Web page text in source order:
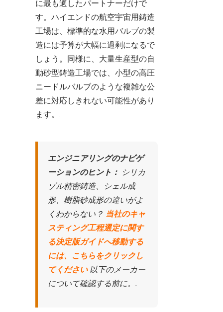
に最も適したパートナーだけで
す。ハイエンドの航空宇宙用鋳造
工場は、標準的な水用バルブの製
造には予算が大幅に過剰になるで
しょう。同様に、大量生産型の自
動砂型鋳造工場では、小型の高圧
ニードルバルブのような複雑な公
差に対応しきれない可能性があり
ます。.
エンジニアリングのナビゲ
ーションのヒント： シリカ
ゾル精密鋳造、シェル成
形、樹脂砂成形の違いがよ
くわからない？ 当社のキャ
スティング工程選定に関す
る決定版ガイドへ移動する
には、こちらをクリックし
てください以下のメーカー
について確認する前に。.